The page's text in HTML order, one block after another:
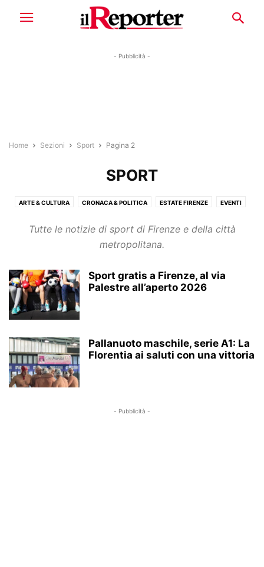
- Pubblicità -
Home Sezioni Sport Pagina 2
SPORT
ARTE & CULTURA CRONACA & POLITICA ESTATE FIRENZE EVENTI
Tutte le notizie di sport di Firenze e della città
metropolitana.
Sport gratis a Firenze, al via
Palestre all’aperto 2026
Pallanuoto maschile, serie A1: La
Florentia ai saluti con una vittoria
- Pubblicità -